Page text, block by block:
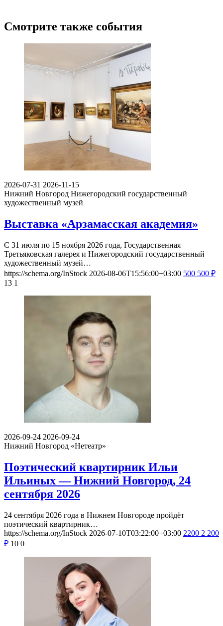
Смотрите также события
2026-07-31 2026-11-15
Нижний Новгород Нижегородский государственный
художественный музей
Выставка «Арзамасская академия»
С 31 июля по 15 ноября 2026 года, Государственная
Третьяковская галерея и Нижегородский государственный
художественный музей…
https://schema.org/InStock 2026-08-06T15:56:00+03:00 500 500 ₽
13 1
2026-09-24 2026-09-24
Нижний Новгород «Нетеатр»
Поэтический квартирник Ильи
Ильиных — Нижний Новгород, 24
сентября 2026
24 сентября 2026 года в Нижнем Новгороде пройдёт
поэтический квартирник…
https://schema.org/InStock 2026-07-10T03:22:00+03:00 2200 2 200
₽ 10 0